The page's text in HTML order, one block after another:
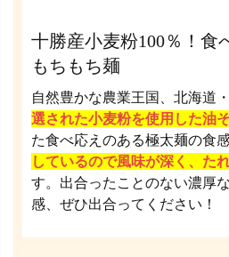
十勝産小麦粉100％！食
もちもち麺
自然豊かな農業王国、北海道
選された小麦粉を使用した油
た食べ応えのある極太麺の食
しているので風味が深く、た
す。出合ったことのない濃厚
感、ぜひ出合ってください！